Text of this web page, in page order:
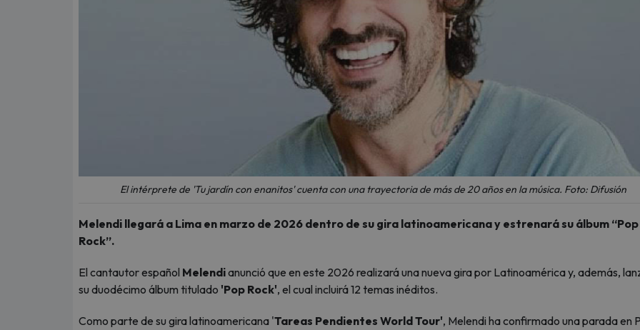
El intérprete de 'Tu jardín con enanitos' cuenta con una trayectoria de más de 20 años en la música. Foto: Difusión
Melendi llegará a Lima en marzo de 2026 dentro de su gira latinoamericana y estrenará su álbum “Pop
Rock”.
El cantautor español Melendianunció que en este 2026 realizará una nueva gira por Latinoamérica y, además,
su duodécimo álbum titulado 'Pop Rock', el cual incluirá 12 temas inéditos.
Como parte de su gira latinoamericana 'Tareas Pendientes World Tour', Melendi ha confirmado una parada en